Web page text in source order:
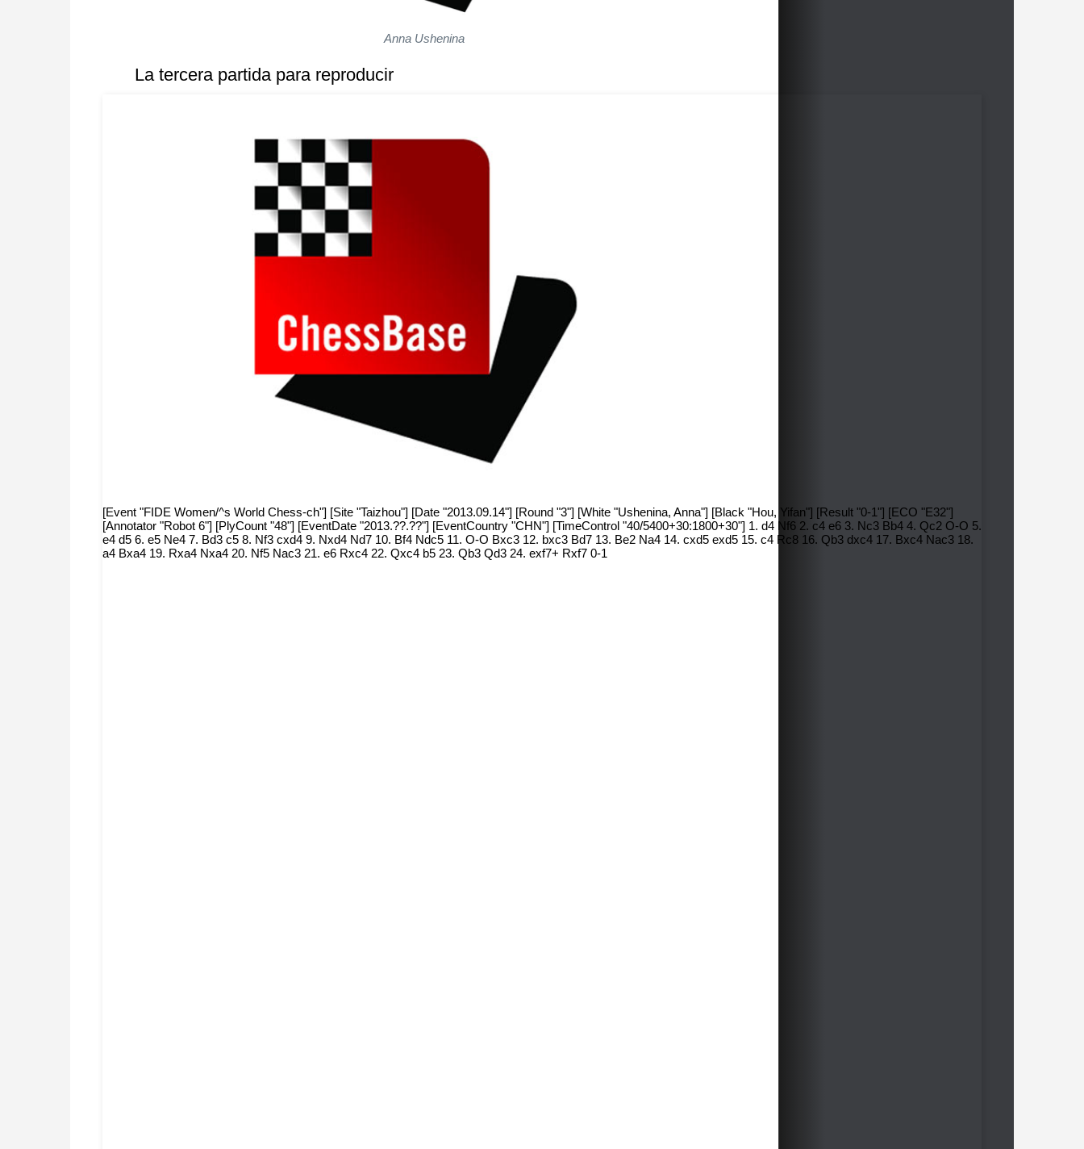
Anna Ushenina
La tercera partida para reproducir
[Event "FIDE Women/^s World Chess-ch"] [Site "Taizhou"] [Date "2013.09.14"] [Round "3"] [White "Ushenina, Anna"] [Black "Hou, Yifan"] [Result "0-1"] [ECO "E32"]
[Annotator "Robot 6"] [PlyCount "48"] [EventDate "2013.??.??"] [EventCountry "CHN"] [TimeControl "40/5400+30:1800+30"] 1. d4 Nf6 2. c4 e6 3. Nc3 Bb4 4. Qc2 O-O 5.
e4 d5 6. e5 Ne4 7. Bd3 c5 8. Nf3 cxd4 9. Nxd4 Nd7 10. Bf4 Ndc5 11. O-O Bxc3 12. bxc3 Bd7 13. Be2 Na4 14. cxd5 exd5 15. c4 Rc8 16. Qb3 dxc4 17. Bxc4 Nac3 18.
a4 Bxa4 19. Rxa4 Nxa4 20. Nf5 Nac3 21. e6 Rxc4 22. Qxc4 b5 23. Qb3 Qd3 24. exf7+ Rxf7 0-1